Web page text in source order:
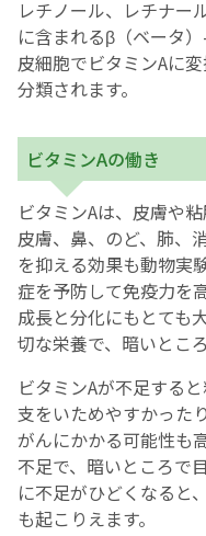
レチノール、レチナー
に含まれるβ（ベータ
皮細胞でビタミンAに
分類されます。
ビタミンAの働き
ビタミンAは、皮膚や
皮膚、鼻、のど、肺、
を抑える効果も動物実
症を予防して免疫力を
成長と分化にもとても
切な栄養で、暗いとこ
ビタミンAが不足する
支をいためやすかった
がんにかかる可能性も
不足で、暗いところで
に不足がひどくなると
も起こりえます。
医